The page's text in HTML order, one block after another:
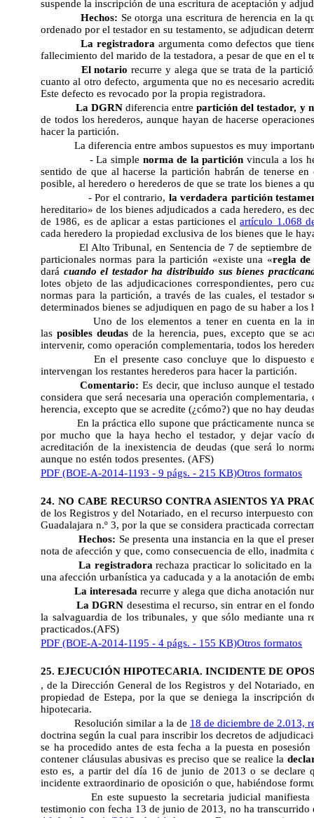
suspende la inscripción de una escritura de aceptación y
Hechos: Se otorga una escritura de herencia en la
ordenado por el testador en su testamento, se adjudican
La registradora argumenta como defectos que
fallecimiento del marido de la testadora, a pesar de que en el
El notario recurre y alega que se trata de la
cuanto al otro defecto, argumenta que no es necesario
Este defecto es revocado por la propia registradora.
La DGRN diferencia entre partición del testador, y
de todos los herederos, aunque hayan de hacerse
hacer la partición.
La diferencia entre ambos supuestos es muy
- La simple norma de la partición vincula a los
sentido de que al hacerse la partición habrán de tenerse
posible, al heredero o herederos de que se trate los bienes a
- Por el contrario, la verdadera partición
hereditario» de los bienes adjudicados a cada heredero, es
de 1986, es de aplicar a estas particiones el artículo 1.068
cada heredero la propiedad exclusiva de los bienes que le
El Alto Tribunal, en Sentencia de 7 de septiembre
particionales normas para la partición «existe una «regla de
dará cuando el testador ha distribuido sus bienes
lotes objeto de las adjudicaciones correspondientes, pero
normas para la partición, a través de las cuales, el
determinados bienes se adjudiquen en pago de su haber a los
Uno de los elementos a tener en cuenta en la
las posibles deudas de la herencia, pues, excepto que se
intervenir, como operación complementaria, todos los
En el presente caso concluye que lo dispuesto
intervengan los restantes herederos para hacer la partición.
Comentario: Es decir, que incluso aunque el
considera que será necesaria una operación
herencia, excepto que se acredite (¿cómo?) que no hay
En la práctica ello supone que prácticamente nunca
por mucho que la haya hecho el testador, y dejar vacío
acreditación de la inexistencia de deudas (que será lo
aunque no estén todos presentes. (AFS)
PDF (BOE-A-2014-1193 - 9 págs. - 215 KB)Otros formatos
24. NO CABE RECURSO CONTRA ASIENTOS YA
de los Registros y del Notariado, en el recurso interpuesto
Guadalajara n.º 3, por la que se considera practicada
Hechos: Se presenta una instancia en la que el
nota de afección y que, como consecuencia de ello,
La registradora rechaza practicar lo solicitado en
una afección urbanística ya caducada y a la anotación de
La interesada recurre y alega que dicha anotación
La DGRN desestima el recurso, sin entrar en el
la salvaguardia de los tribunales, y que sólo mediante una
practicados.(AFS)
PDF (BOE-A-2014-1195 - 4 págs. - 155 KB)Otros formatos
25. EJECUCIÓN HIPOTECARIA. INCIDENTE DE
, de la Dirección General de los Registros y del Notariado,
propiedad de Estepa, por la que se deniega la inscripción
hipotecaria.
Resolución similar a la de 18 de diciembre de 2.013,
doctrina según la cual para inscribir los decretos de
se ha procedido antes de esta fecha a la puesta en
contener cláusulas abusivas es preciso que se realice la
esto es, a partir del día 16 de junio de 2013 o se
incidente extraordinario de oposición o que, habiéndose
En este supuesto la secretaria judicial
testimonio con fecha 13 de junio de 2013, no ha